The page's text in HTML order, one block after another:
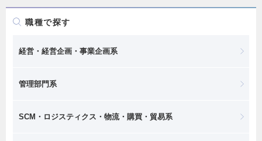
職種で探す
経営・経営企画・事業企画系
管理部門系
SCM・ロジスティクス・物流・購買・貿易系